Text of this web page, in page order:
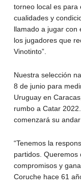
torneo local es para
cualidades y
llamado a jugar con
los jugadores que
Vinotinto”.
Nuestra selección
8 de junio para
Uruguay en
rumbo a Catar
comenzará su
“Tenemos la
partidos. Queremos
compromisos y
Coruche hace 61